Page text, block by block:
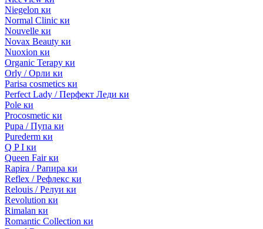
Niegelon ки
Normal Clinic ки
Nouvelle ки
Novax Beauty ки
Nuoxion ки
Organic Terapy ки
Orly / Орли ки
Parisa cosmetics ки
Perfect Lady / Перфект Леди ки
Pole ки
Procosmetic ки
Pupa / Пупа ки
Purederm ки
Q P I ки
Queen Fair ки
Rapira / Рапира ки
Reflex / Рефлекс ки
Relouis / Релуи ки
Revolution ки
Rimalan ки
Romantic Collection ки